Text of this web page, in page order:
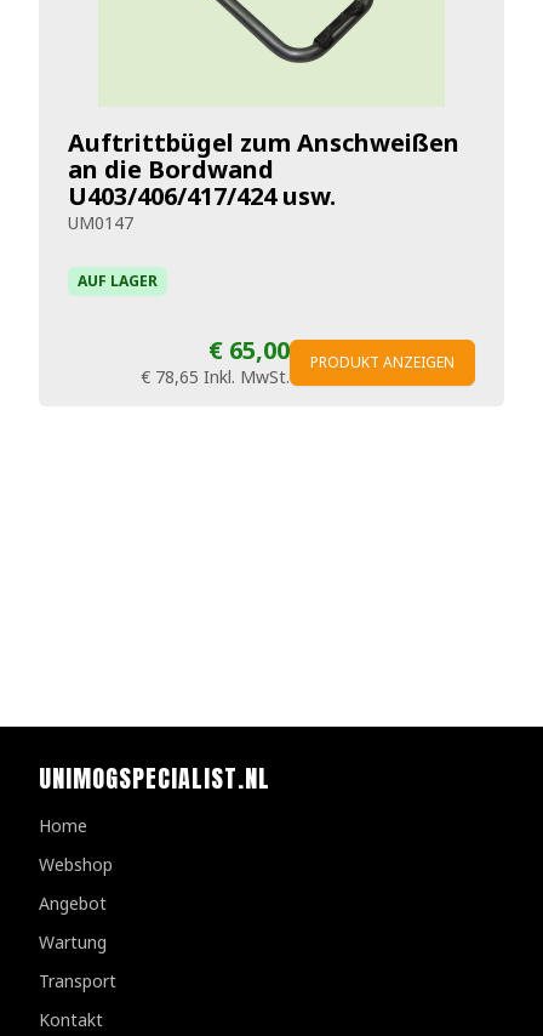
Auftrittbügel zum Anschweißen
an die Bordwand
U403/406/417/424 usw.
UM0147
AUF LAGER
€ 65,00
€ 78,65 Inkl. MwSt.
PRODUKT ANZEIGEN
UNIMOGSPECIALIST.NL
Home
Webshop
Angebot
Wartung
Transport
Kontakt